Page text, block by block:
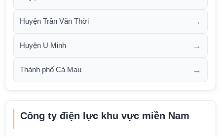
Huyện Trần Văn Thời →
Huyện U Minh →
Thành phố Cà Mau →
Công ty điện lực khu vực miền Nam